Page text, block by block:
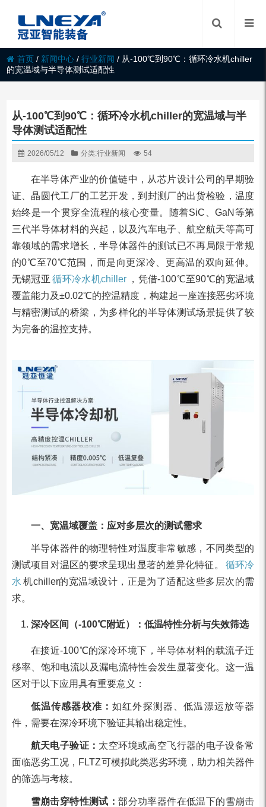
首页 / 新闻中心 /行业新闻 / 从-100℃到90℃：循环冷水机chiller
的宽温域与半导体测试适配性
从-100℃到90℃：循环冷水机chiller的宽温域与半
导体测试适配性
2026/05/12 分类:行业新闻 54
在半导体产业的价值链中，从芯片设计公司的早期验
证、晶圆代工厂的工艺开发，到封测厂的出货检验，温度
始终是一个贯穿全流程的核心变量。随着SiC、GaN等第
三代半导体材料的兴起，以及汽车电子、航空航天等高可
靠领域的需求增长，半导体器件的测试已不再局限于常规
的0℃至70℃范围，而是向更深冷、更高温的双向延伸。
无锡冠亚 循环冷水机chiller ，凭借-100℃至90℃的宽温域
覆盖能力及±0.02℃的控温精度，构建起一座连接恶劣环境
与精密测试的桥梁，为多样化的半导体测试场景提供了较
为完备的温控支持。
一、宽温域覆盖：应对多层次的测试需求
半导体器件的物理特性对温度非常敏感，不同类型的
测试项目对温区的要求呈现出显著的差异化特征。
循环冷
水 机chiller的宽温域设计，正是为了适配这些多层次的需
求。
深冷区间（-100℃附近）：低温特性分析与失效筛选
在接近-100℃的深冷环境下，半导体材料的载流子迁
移率、饱和电流以及漏电流特性会发生显著变化。这一温
区对于以下应用具有重要意义：
低温传感器校准：如红外探测器、低温漂运放等器
件，需要在深冷环境下验证其输出稳定性。
航天电子验证： 太空环境或高空飞行器的电子设备常
面临恶劣工况，FLTZ可模拟此类恶劣环境，助力相关器件
的筛选与考核。
雪崩击穿特性测试：部分功率器件在低温下的雪崩击